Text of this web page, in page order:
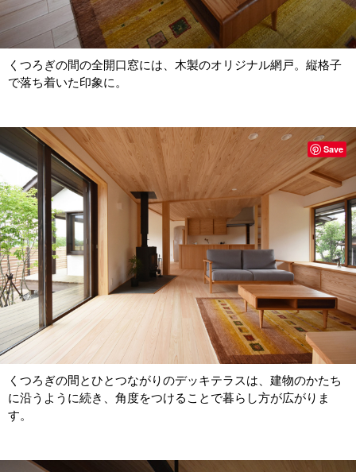
くつろぎの間の全開口窓には、木製のオリジナル網戸。縦格子
で落ち着いた印象に。
くつろぎの間とひとつながりのデッキテラスは、建物のかたち
に沿うように続き、角度をつけることで暮らし方が広がりま
す。
Save